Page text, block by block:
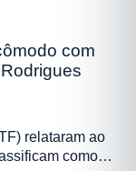
com
relataram ao
como…